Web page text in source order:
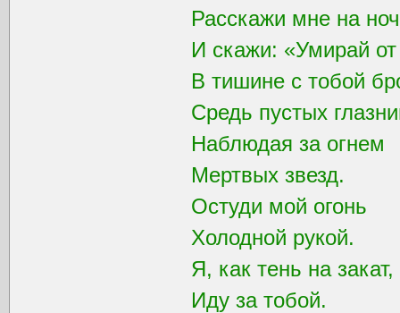
Расскажи мне на
И скажи: «Умирай
В тишине с тобой
Средь пустых
Наблюдая за огнем
Мертвых звезд.
Остуди мой огонь
Холодной рукой.
Я, как тень на закат,
Иду за тобой.